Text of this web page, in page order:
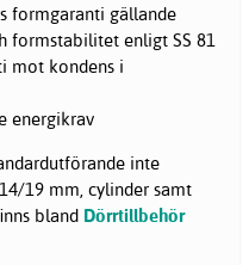
formgaranti gällande
formstabilitet enligt SS 81
mot kondens i
energikrav
inte
19 mm, cylinder samt
bland Dörrtillbehör